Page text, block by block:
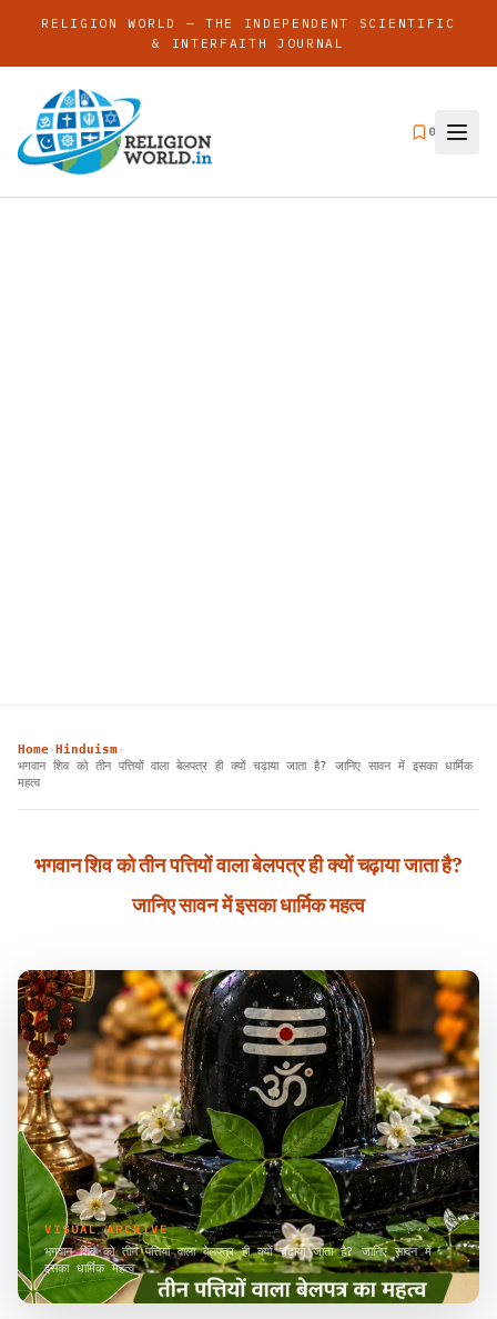
RELIGION WORLD — THE INDEPENDENT SCIENTIFIC
& INTERFAITH JOURNAL
0
Home› Hinduism›
भगवान शिव को तीन पत्तियों वाला बेलपत्र ही क्यों चढ़ाया जाता है? जानिए सावन में इसका धार्मिक
महत्व
भगवान शिव को तीन पत्तियों वाला बेलपत्र ही क्यों चढ़ाया जाता है?
जानिए सावन में इसका धार्मिक महत्व
VISUAL ARCHIVE
भगवान शिव को तीन पत्तियों वाला बेलपत्र ही क्यों चढ़ाया जाता है? जानिए सावन में
इसका धार्मिक महत्व